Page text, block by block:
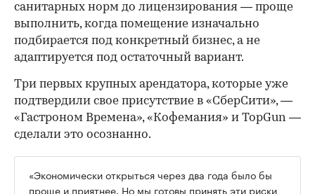
санитарных норм до лицензирования — проще
выполнить, когда помещение изначально
подбирается под конкретный бизнес, а не
адаптируется под остаточный вариант.
Три первых крупных арендатора, которые уже
подтвердили свое присутствие в «СберСити», —
«Гастроном Времена», «Кофемания» и TopGun —
сделали это осознанно.
«Экономически открыться через два года было бы
проще и приятнее. Но мы готовы принять эти риски